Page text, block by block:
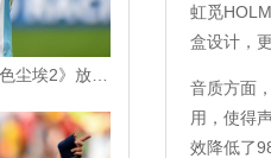
油腻的大师姐登场 《棕色尘埃2》放出全新PV
虹觅
盒设计，
音质方面
用，使得
效降低了